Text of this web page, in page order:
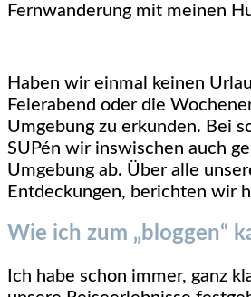
Fernwanderung mit meinen
Haben wir einmal keinen
Feierabend oder die
Umgebung zu erkunden. Bei
SUPén wir inswischen auch
Umgebung ab. Über alle
Entdeckungen, berichten wir
Wie ich zum „bloggen“
Ich habe schon immer, ganz